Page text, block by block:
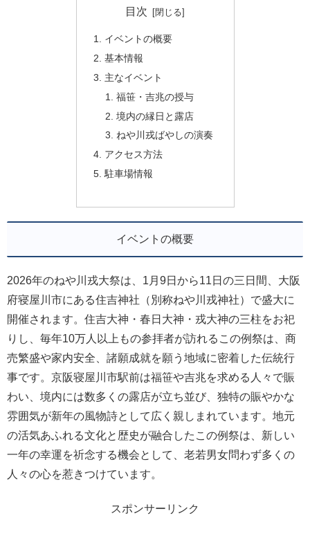
目次
イベントの概要
基本情報
主なイベント
福笹・吉兆の授与
境内の縁日と露店
ねや川戎ばやしの演奏
アクセス方法
駐車場情報
イベントの概要
2026年のねや川戎大祭は、1月9日から11日の三日間、大阪
府寝屋川市にある住吉神社（別称ねや川戎神社）で盛大に
開催されます。住吉大神・春日大神・戎大神の三柱をお祀
りし、毎年10万人以上もの参拝者が訪れるこの例祭は、商
売繁盛や家内安全、諸願成就を願う地域に密着した伝統行
事です。京阪寝屋川市駅前は福笹や吉兆を求める人々で賑
わい、境内には数多くの露店が立ち並び、独特の賑やかな
雰囲気が新年の風物詩として広く親しまれています。地元
の活気あふれる文化と歴史が融合したこの例祭は、新しい
一年の幸運を祈念する機会として、老若男女問わず多くの
人々の心を惹きつけています。
スポンサーリンク